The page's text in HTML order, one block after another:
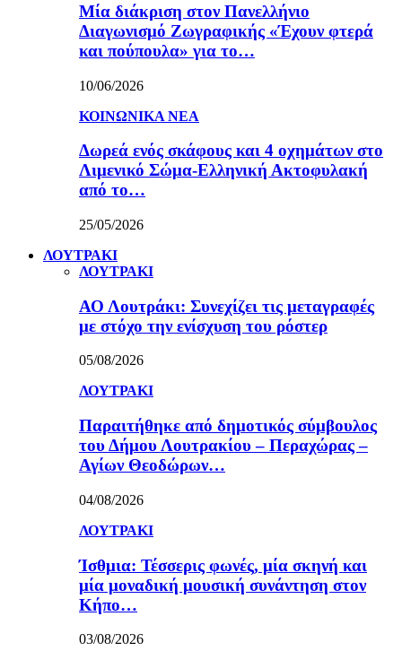
Μία διάκριση στον Πανελλήνιο
Διαγωνισμό Ζωγραφικής «Έχουν φτερά
και πούπουλα» για το…
10/06/2026
ΚΟΙΝΩΝΙΚΑ ΝΕΑ
Δωρεά ενός σκάφους και 4 οχημάτων στο
Λιμενικό Σώμα-Ελληνική Ακτοφυλακή
από το…
25/05/2026
ΛΟΥΤΡΑΚΙ
ΛΟΥΤΡΑΚΙ
ΑΟ Λουτράκι: Συνεχίζει τις μεταγραφές
με στόχο την ενίσχυση του ρόστερ
05/08/2026
ΛΟΥΤΡΑΚΙ
Παραιτήθηκε από δημοτικός σύμβουλος
του Δήμου Λουτρακίου – Περαχώρας –
Αγίων Θεοδώρων…
04/08/2026
ΛΟΥΤΡΑΚΙ
Ίσθμια: Τέσσερις φωνές, μία σκηνή και
μία μοναδική μουσική συνάντηση στον
Κήπο…
03/08/2026